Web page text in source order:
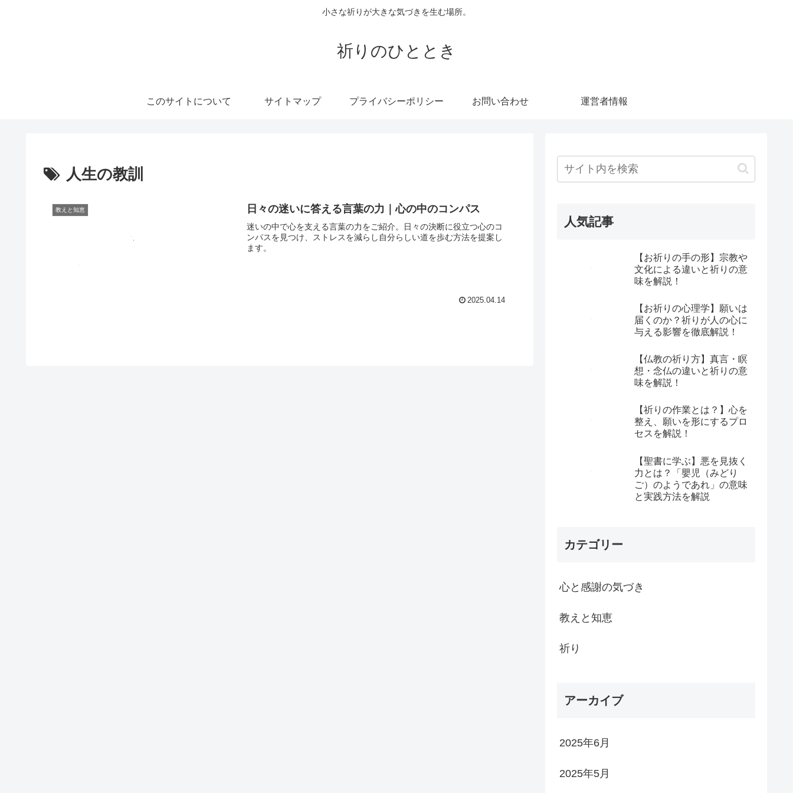
小さな祈りが大きな気づきを生む場所。
祈りのひととき
このサイトについて サイトマップ プライバシーポリシー お問い合わせ 運営者情報
人生の教訓
教えと知恵 日々の迷いに答える言葉の力｜心の中のコンパス
迷いの中で心を支える言葉の力をご紹介。日々の決断に役立つ心のコ
ンパスを見つけ、ストレスを減らし自分らしい道を歩む方法を提案し
ます。
2025.04.14
人気記事
【お祈りの手の形】宗教や
文化による違いと祈りの意
味を解説！
【お祈りの心理学】願いは
届くのか？祈りが人の心に
与える影響を徹底解説！
【仏教の祈り方】真言・瞑
想・念仏の違いと祈りの意
味を解説！
【祈りの作業とは？】心を
整え、願いを形にするプロ
セスを解説！
【聖書に学ぶ】悪を見抜く
力とは？「嬰児（みどり
ご）のようであれ」の意味
と実践方法を解説
カテゴリー
心と感謝の気づき
教えと知恵
祈り
アーカイブ
2025年6月
2025年5月